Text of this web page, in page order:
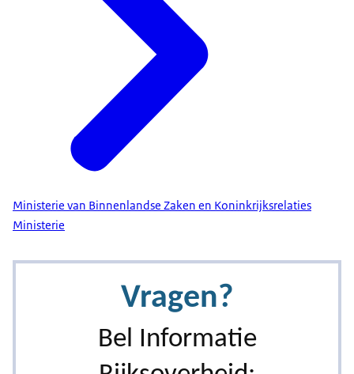
Ministerie van Binnenlandse Zaken en Koninkrijksrelaties
Ministerie